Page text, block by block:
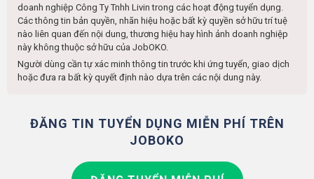
doanh nghiệp Công Ty Tnhh Livin trong các hoạt động tuyển dụng.
Các thông tin bản quyền, nhãn hiệu hoặc bất kỳ quyền sở hữu trí tuệ
nào liên quan đến nội dung, thương hiệu hay hình ảnh doanh nghiệp
này không thuộc sở hữu của JobOKO.
Người dùng cần tự xác minh thông tin trước khi ứng tuyển, giao dịch
hoặc đưa ra bất kỳ quyết định nào dựa trên các nội dung này.
ĐĂNG TIN TUYỂN DỤNG MIỄN PHÍ TRÊN
JOBOKO